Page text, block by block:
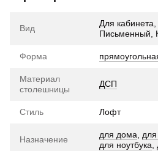
Вид
Для
Письменный,
Форма
Материал
столешницы
ДСП
Стиль Лофт
Назначение для дома
для ноутбука